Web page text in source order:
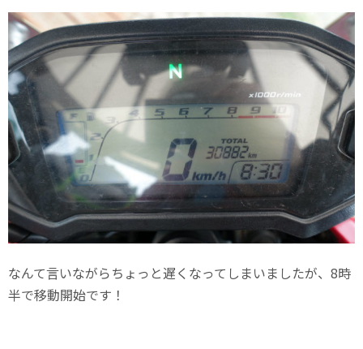
なんて言いながらちょっと遅くなってしまいましたが、8時
半で移動開始です！